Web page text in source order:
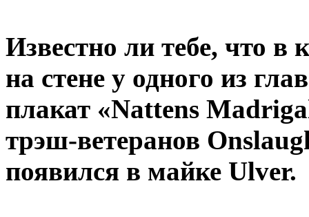
Известно ли тебе, что в
на стене у одного из
плакат «Nattens
трэш-ветеранов
появился в майке Ulver.